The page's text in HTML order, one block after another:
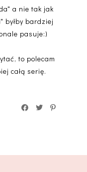
a nie tak jak
byłby bardziej
pasuje:)
to polecam
całą serię.